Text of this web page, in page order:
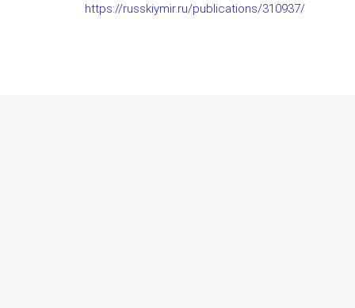
https://russkiymir.ru/publications/310937/